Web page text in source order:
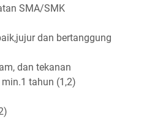
SMA/SMK
dan bertanggung
dan tekanan
tahun (1,2)